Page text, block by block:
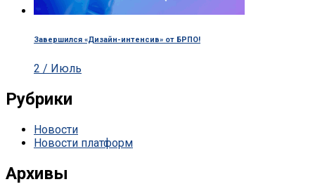
Завершился «Дизайн-интенсив» от БРПО!
2 / Июль
Рубрики
Новости
Новости платформ
Архивы